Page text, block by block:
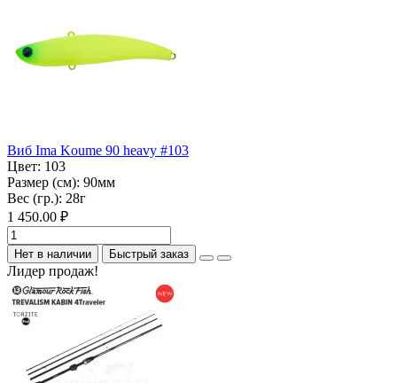
Виб Ima Koume 90 heavy #103
Цвет: 103
Размер (см): 90мм
Вес (гр.): 28г
1 450.00 ₽
Нет в наличии Быстрый заказ
Лидер продаж!